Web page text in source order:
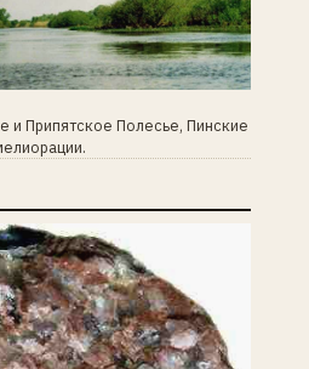
и Припятское Полесье, Пинские